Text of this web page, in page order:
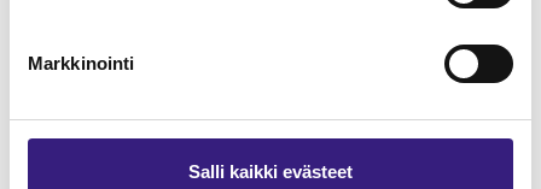
Markkinointi
Salli kaikki evästeet
lukuoikeus
TILAA TÄSTÄ